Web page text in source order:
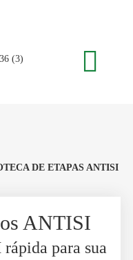
DE ETAPAS ANTISI
ANTISI
para sua